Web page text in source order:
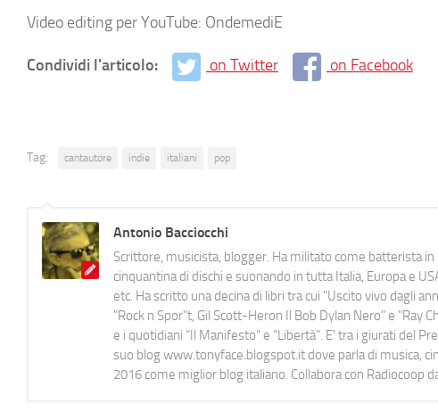
Video editing per YouTube: OndemediE
Condividi l'articolo: on Twitter on Facebook
Tag: cantautore indie italiani pop
Antonio Bacciocchi
Scrittore, musicista, blogger. Ha militato come batterista
cinquantina di dischi e suonando in tutta Italia, Europa e
etc. Ha scritto una decina di libri tra cui "Uscito vivo dagli
"Rock n Spor"t, Gil Scott-Heron Il Bob Dylan Nero" e "Ray
e i quotidiani “Il Manifesto” e “Libertà”. E' tra i giurati del
suo blog www.tonyface.blogspot.it dove parla di musica,
2016 come miglior blog italiano. Collabora con Radiocoop